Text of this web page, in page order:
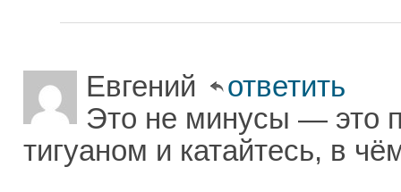
Евгений
ответить
Это не минусы — это
тигуаном и катайтесь, в